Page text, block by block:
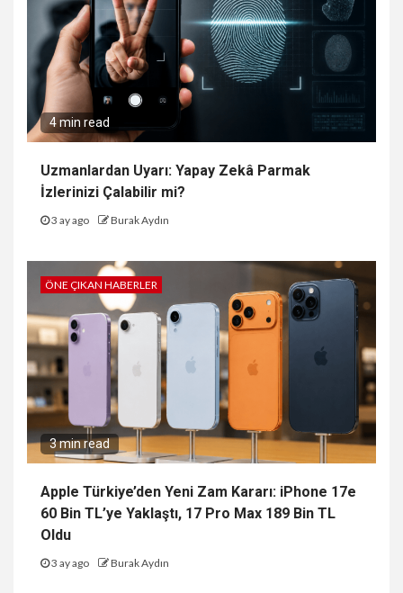
4 min read
Uzmanlardan Uyarı: Yapay Zekâ Parmak
İzlerinizi Çalabilir mi?
3 ay ago Burak Aydın
ÖNE ÇIKAN HABERLER
3 min read
Apple Türkiye’den Yeni Zam Kararı: iPhone 17e
60 Bin TL’ye Yaklaştı, 17 Pro Max 189 Bin TL
Oldu
3 ay ago Burak Aydın